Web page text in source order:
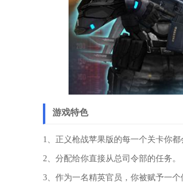
游戏特色
1、正义枪战苹果版的每一个关卡你
2、分配给你直接从总司令部的任务。
3、作为一名精英官员，你被赋予一